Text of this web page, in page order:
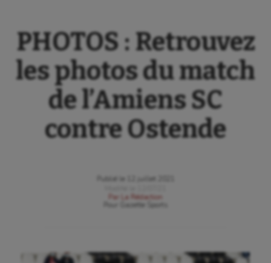
PHOTOS : Retrouvez
les photos du match
de l’Amiens SC
contre Ostende
Publié le
12 juillet 2021
Par
La Rédaction
Gazette Sports